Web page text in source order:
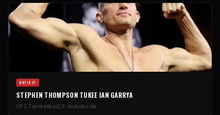
UUTISET
STEPHEN THOMPSON TUKEE IAN GARRYA
UFC Fanikeskus29. toukokuuta